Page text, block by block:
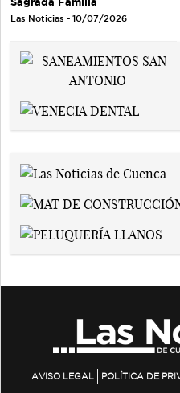
Las Noticias - 10/07/2026
AVISO LEGAL POLÍTICA DE